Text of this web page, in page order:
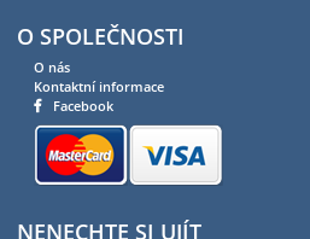
O SPOLEČNOSTI
O nás
Kontaktní informace
Facebook
NENECHTE SI UJÍT